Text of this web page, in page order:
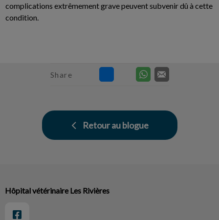
complications extrêmement grave peuvent subvenir dû à cette
condition.
Share
Retour au blogue
Hôpital vétérinaire Les Rivières